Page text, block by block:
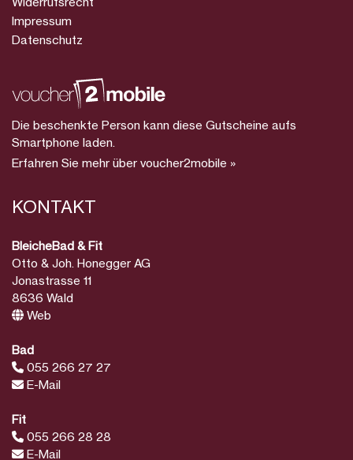
Impressum
Datenschutz
Die beschenkte Person kann diese Gutscheine aufs
Smartphone laden.
Erfahren Sie mehr über voucher2mobile »
KONTAKT
BleicheBad & Fit
Otto & Joh. Honegger AG
Jonastrasse 11
8636 Wald
Web
Bad
055 266 27 27
E-Mail
Fit
055 266 28 28
E-Mail